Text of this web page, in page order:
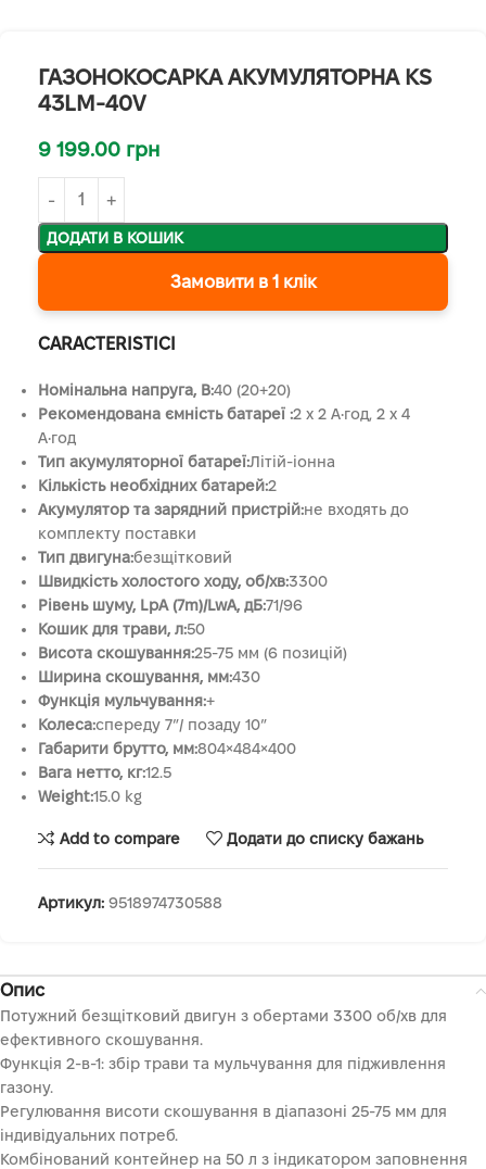
ГАЗОНОКОСАРКА АКУМУЛЯТОРНА KS
43LM-40V
9 199.00 грн
ДОДАТИ В КОШИК
Замовити в 1 клік
CARACTERISTICI
Номінальна напруга, В:40 (20+20)
Рекомендована ємність батареї :2 x 2 А•год, 2 x 4
А•год
Тип акумуляторної батареї:Літій-іонна
Кількість необхідних батарей:2
Акумулятор та зарядний пристрій:не входять до
комплекту поставки
Тип двигуна:безщітковий
Швидкість холостого ходу, об/хв:3300
Рівень шуму, LpA (7m)/LwA, дБ:71/96
Кошик для трави, л:50
Висота скошування:25-75 мм (6 позицій)
Ширина скошування, мм:430
Функція мульчування:+
Колеса:спереду 7″/ позаду 10″
Габарити брутто, мм:804×484×400
Вага нетто, кг:12.5
Weight:15.0 kg
Add to compare Додати до списку бажань
Артикул: 9518974730588
Опис
Потужний безщітковий двигун з обертами 3300 об/хв для
ефективного скошування.
Функція 2-в-1: збір трави та мульчування для підживлення
газону.
Регулювання висоти скошування в діапазоні 25-75 мм для
індивідуальних потреб.
Комбінований контейнер на 50 л з індикатором заповнення